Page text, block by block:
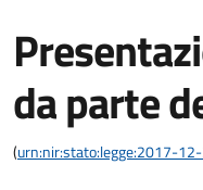
da parte
(urn:nir:stato:legge:2017-